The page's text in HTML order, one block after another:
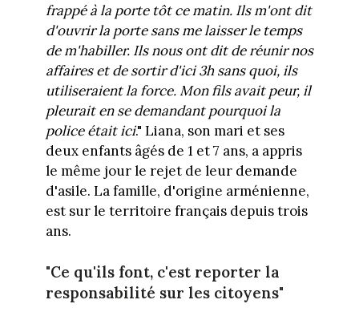
frappé à la porte tôt ce matin. Ils m'ont dit
d'ouvrir la porte sans me laisser le temps
de m'habiller. Ils nous ont dit de réunir nos
affaires et de sortir d'ici 3h sans quoi, ils
utiliseraient la force. Mon fils avait peur, il
pleurait en se demandant pourquoi la
police était ici." Liana, son mari et ses
deux enfants âgés de 1 et 7 ans, a appris
le même jour le rejet de leur demande
d'asile. La famille, d'origine arménienne,
est sur le territoire français depuis trois
ans.
"Ce qu'ils font, c'est reporter la
responsabilité sur les citoyens"